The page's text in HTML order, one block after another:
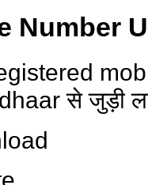
Number
से जुड़ी